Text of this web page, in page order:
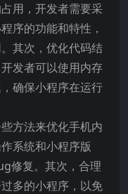
用，开发者需要采
序的功能和特性，
其次，优化代码结
发者可以使用内存
确保小程序在运行
方法来优化手机内
系统和小程序版
修复。其次，合理
多的小程序，以免